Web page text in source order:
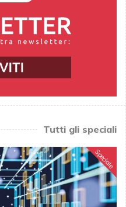
Tutti gli speciali
Speciale